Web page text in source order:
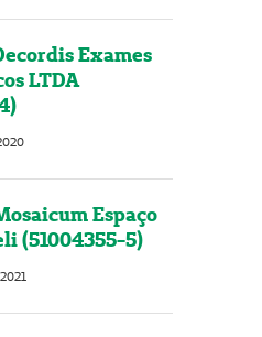
Exames
LTDA
Espaço
(51004355-5)